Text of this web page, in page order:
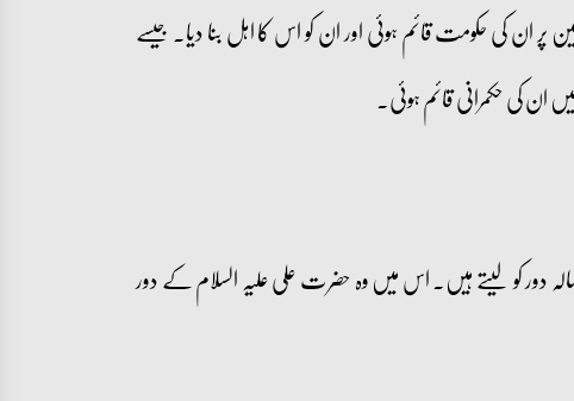
ان کی حکومت قائم ہوئی اور ان کو اس کا اہل بنا دیا۔ جیسے
ان کی حکمرانی قائم ہوئی۔
دور کو لیتے ہیں۔ اس میں وہ حضرت علی علیہ السلام کے دور